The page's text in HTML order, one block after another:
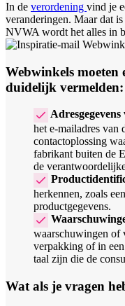
In de verordening vind je
veranderingen. Maar dat
NVWA wordt het alles in
Webwinkels moeten
duidelijk vermelden:
het e-mailadres van
contactoplossing
fabrikant buiten de
de
herkennen, zoals
productgegevens.
waarschuwingen of
verpakking of in
taal zijn die de
Wat als je vragen